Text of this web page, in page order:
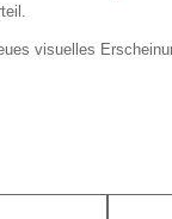
visuelles